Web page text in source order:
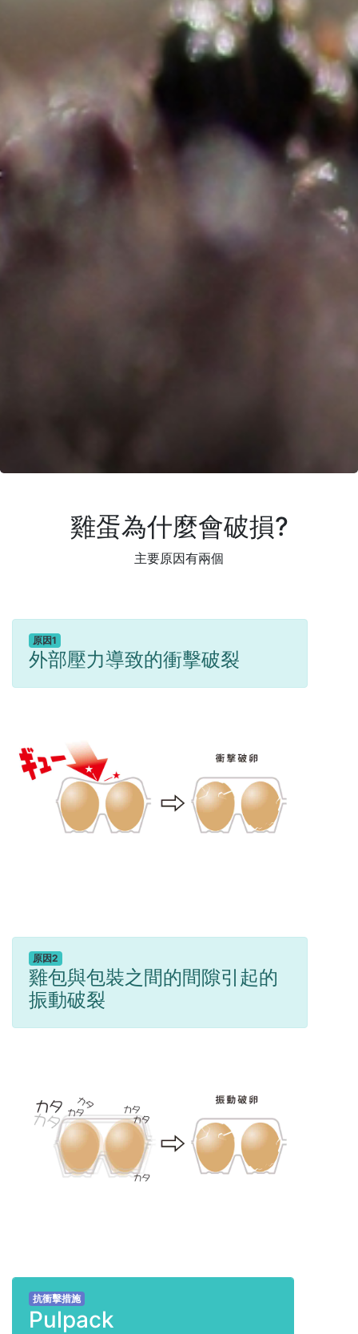
雞蛋為什麼會破損?
主要原因有兩個
原因1
外部壓力導致的衝擊破裂
原因2
雞包與包裝之間的間隙引起的
振動破裂
抗衝擊措施
Pulpack